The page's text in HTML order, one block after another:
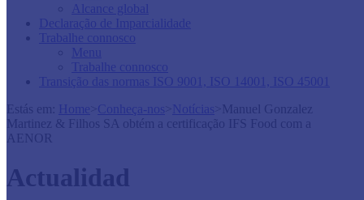
Alcance global
Declaração de Imparcialidade
Trabalhe connosco
Menu
Trabalhe connosco
Transição das normas ISO 9001, ISO 14001, ISO 45001
Estás em:
Home >Conheça-nos >Notícias >Manuel Gonzalez
Martinez & Filhos SA obtém a certificação IFS Food com a
AENOR
Actualidad